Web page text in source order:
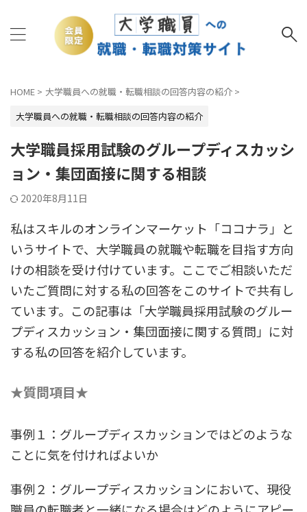
HOME > 大学職員への就職・転職相談の回答内容の紹介 >
大学職員への就職・転職相談の回答内容の紹介
大学職員採用試験のグループディスカッシ
ョン・集団面接に関する相談
2020年8月11日
私はスキルのオンラインマーケット「ココナラ」と
いうサイトで、大学職員の就職や転職を目指す方向
けの相談を受け付けています。ここでご相談いただ
いたご質問に対する私の回答をこのサイトで共有し
ています。この記事は「大学職員採用試験のグルー
プディスカッション・集団面接に関する質問」に対
する私の回答を紹介しています。
★質問項目★
事例１：グループディスカッションではどのような
ことに気を付ければよいか
事例２：グループディスカッションにおいて、現役